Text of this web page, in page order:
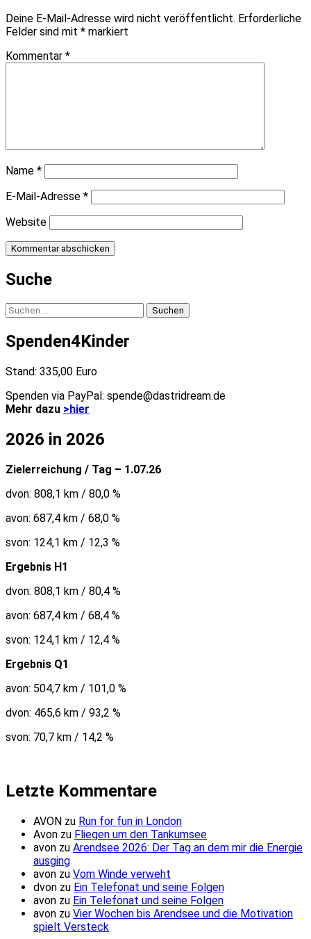
Deine E-Mail-Adresse wird nicht veröffentlicht. Erforderliche
Felder sind mit * markiert
Kommentar *
Name *
E-Mail-Adresse *
Website
Suche
Suchen
nach:
Spenden4Kinder
Stand: 335,00 Euro
Spenden via PayPal: spende@dastridream.de
Mehr dazu >hier
2026 in 2026
Zielerreichung / Tag – 1.07.26
dvon: 808,1 km / 80,0 %
avon: 687,4 km / 68,0 %
svon: 124,1 km / 12,3 %
Ergebnis H1
dvon: 808,1 km / 80,4 %
avon: 687,4 km / 68,4 %
svon: 124,1 km / 12,4 %
Ergebnis Q1
avon: 504,7 km / 101,0 %
dvon: 465,6 km / 93,2 %
svon: 70,7 km / 14,2 %
Letzte Kommentare
AVON zu Run for fun in London
Avon zu Fliegen um den Tankumsee
avon zu Arendsee 2026: Der Tag an dem mir die Energie
ausging
avon zu Vom Winde verweht
dvon zu Ein Telefonat und seine Folgen
avon zu Ein Telefonat und seine Folgen
avon zu Vier Wochen bis Arendsee und die Motivation
spielt Versteck